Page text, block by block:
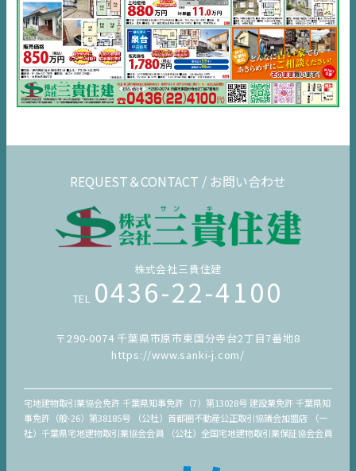
コラム
REQUEST＆CONTACT / お問い合わせ
株式会社三貴住建
TEL 0436-22-4100
〒290-0074 千葉県市原市東国分寺台2丁目7番地8
https://www.sanki-j.com/
宅地建物取引業協会免許 千葉県知事免許（7）第13028号 建設業免許 千葉県知
事免許（般-26）第38185号 （公社）首都圏不動産公正取引協議会加盟店 （一
社）千葉県宅地建物取引業協会会員 （公社）全国宅地建物取引業保証協会会員